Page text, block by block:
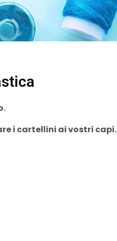
i cartellini ai vostri capi.